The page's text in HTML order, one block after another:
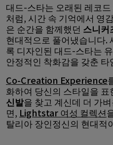
대드-스타는 오래된 레코
처럼, 시간 속 기억에서 영
은 순간을 함께했던 스니커
현대적으로 풀어냈습니다.
록 디자인된 대드-스타는
안정적인 착화감을 갖춘
Co-Creation Experience
화하여 당신의 스타일을 표
신발을 찾고 계신데 더 가
면, Lightstar 여성 컬렉션
탈리아 장인정신의 현대적